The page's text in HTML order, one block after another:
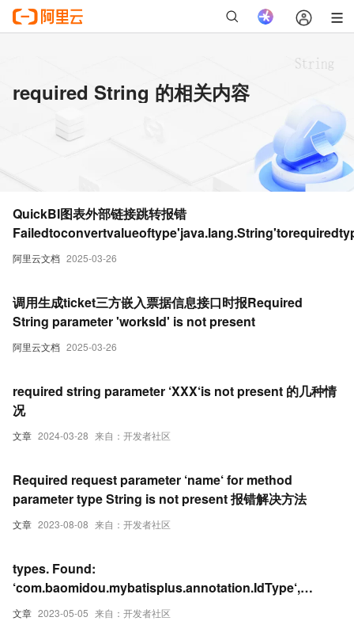
required String 的相关内容
阿里云文档 2025-03-26
QuickBI图表外部链接跳转报错
[order_id]"
阿里云文档 2025-03-26
调用生成ticket三方嵌入票据信息接口时报Required
String parameter 'worksId' is not present
文章 2024-03-28 来自：开发者社区
required string parameter ‘XXX‘is not present 的几种情
况
文章 2023-08-08 来自：开发者社区
Required request parameter ‘name‘ for method
parameter type String is not present 报错解决方法
文章 2023-05-05 来自：开发者社区
types. Found:
‘com.baomidou.mybatisplus.annotation.IdType‘,
required: ‘java.lang.String‘